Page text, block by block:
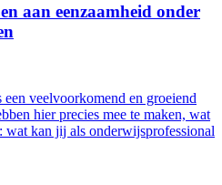
aan eenzaamheid onder
veelvoorkomend en groeiend
hier precies mee te maken, wat
kan jij als onderwijsprofessional